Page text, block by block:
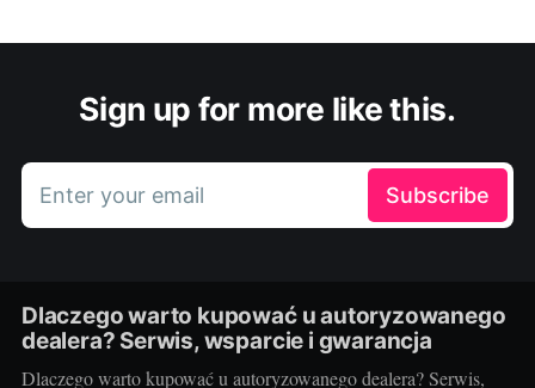
Sign up for more like this.
Enter your email Subscribe
Dlaczego warto kupować u autoryzowanego
dealera? Serwis, wsparcie i gwarancja
Dlaczego warto kupować u autoryzowanego dealera? Serwis,